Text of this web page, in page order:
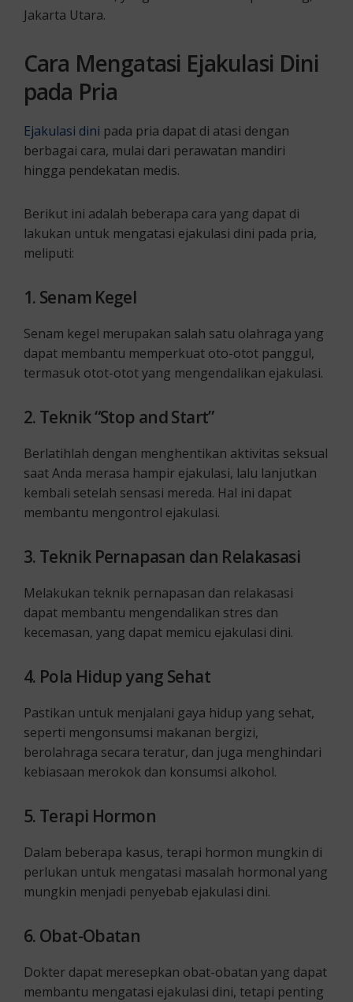
Jakarta Utara.
Cara Mengatasi Ejakulasi Dini
pada Pria
Ejakulasi dini pada pria dapat di atasi dengan
berbagai cara, mulai dari perawatan mandiri
hingga pendekatan medis.
Berikut ini adalah beberapa cara yang dapat di
lakukan untuk mengatasi ejakulasi dini pada pria,
meliputi:
1. Senam Kegel
Senam kegel merupakan salah satu olahraga yang
dapat membantu memperkuat oto-otot panggul,
termasuk otot-otot yang mengendalikan ejakulasi.
2. Teknik “Stop and Start”
Berlatihlah dengan menghentikan aktivitas seksual
saat Anda merasa hampir ejakulasi, lalu lanjutkan
kembali setelah sensasi mereda. Hal ini dapat
membantu mengontrol ejakulasi.
3. Teknik Pernapasan dan Relakasasi
Melakukan teknik pernapasan dan relakasasi
dapat membantu mengendalikan stres dan
kecemasan, yang dapat memicu ejakulasi dini.
4. Pola Hidup yang Sehat
Pastikan untuk menjalani gaya hidup yang sehat,
seperti mengonsumsi makanan bergizi,
berolahraga secara teratur, dan juga menghindari
kebiasaan merokok dan konsumsi alkohol.
5. Terapi Hormon
Dalam beberapa kasus, terapi hormon mungkin di
perlukan untuk mengatasi masalah hormonal yang
mungkin menjadi penyebab ejakulasi dini.
6. Obat-Obatan
Dokter dapat meresepkan obat-obatan yang dapat
membantu mengatasi ejakulasi dini, tetapi penting